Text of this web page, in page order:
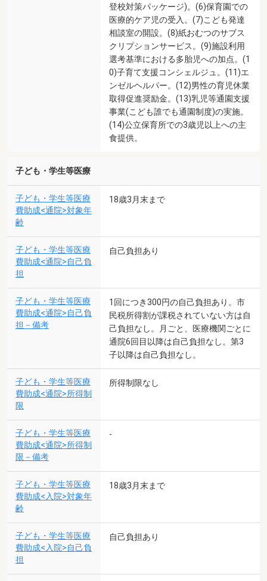
登校対策パッケージ)。(6)保育園での
医療的ケア児の受入。(7)こども発達
相談室の開設。(8)紙おむつのサブス
クリプションサービス。(9)施設利用
選考基準における多胎児への加点。(1
0)子育て支援コンシェルジュ。(11)エ
ンゼルヘルパー。(12)男性の育児休業
取得促進奨励金。(13)乳児等通園支援
事業(こども誰でも通園制度)の実施。
(14)公立保育所での3歳児以上への主
食提供。
子ども・学生等医療
子ども・学生等医療
費助成<通院>対象年
齢
18歳3月末まで
子ども・学生等医療
費助成<通院>自己負
担
自己負担あり
子ども・学生等医療
費助成<通院>自己負
担－備考
1回につき300円の自己負担あり。市
民税所得割が課税されていない方は自
己負担なし。月ごと、医療機関ごとに
通院6回目以降は自己負担なし。第3
子以降は自己負担なし。
子ども・学生等医療
費助成<通院>所得制
限
所得制限なし
子ども・学生等医療
費助成<通院>所得制
限－備考
-
子ども・学生等医療
費助成<入院>対象年
齢
18歳3月末まで
子ども・学生等医療
費助成<入院>自己負
担
自己負担あり